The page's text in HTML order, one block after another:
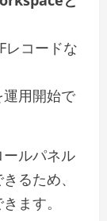
レコードな
用開始で
ルパネル
るため、
ます。